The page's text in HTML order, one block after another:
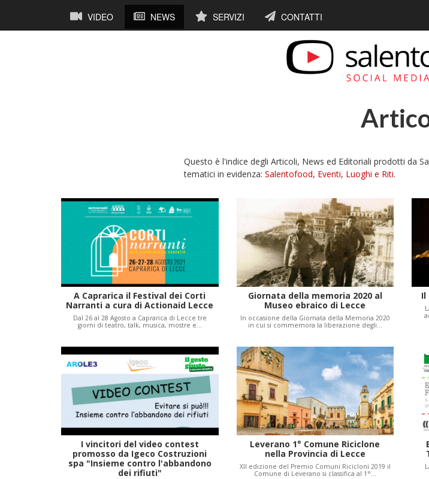
contenuto
Navigazione
principale
VIDEO NEWS SERVIZI CONTATTI
Questo è l'indice degli Articoli, News ed Editoriali prodotti da
tematici in evidenza:Salentofood, Eventi, Luoghi e Riti.
A Caprarica il Festival dei Corti
Narranti a cura di Actionaid Lecce
Dal 26 al 28 Agosto a Caprarica di Lecce tre
giorni di teatro, talk, musica, mostre e…
Giornata della memoria 2020 al
Museo ebraico di Lecce
In occasione della Giornata della Memoria 2020
in cui si commemora la liberazione degli…
Il
I vincitori del video contest
promosso da Igeco Costruzioni
spa "Insieme contro l'abbandono
dei rifiuti"
Leverano 1° Comune Riciclone
nella Provincia di Lecce
XII edizione del Premio Comuni Ricicloni 2019 il
Comune di Leverano si classifica al 1°…